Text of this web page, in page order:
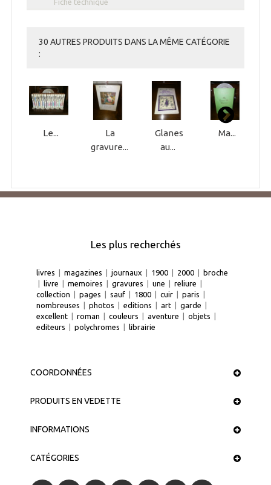
Fiche technique
30 AUTRES PRODUITS DANS LA MÊME CATÉGORIE
:
Le...
La
gravure...
Glanes
au...
Ma...
Les plus recherchés
livres | magazines | journaux | 1900 | 2000 | broche
| livre | memoires | gravures | une | reliure |
collection | pages | sauf | 1800 | cuir | paris |
nombreuses | photos | editions | art | garde |
excellent | roman | couleurs | aventure | objets |
editeurs | polychromes | librairie
COORDONNÉES
PRODUITS EN VEDETTE
INFORMATIONS
CATÉGORIES